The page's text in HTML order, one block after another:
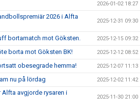
2026-01-02 18:27
2026 i Alfta
2025-12-31 09:30
bortamatch mot Göksten. 2025-12-15 09:32
borta mot Göksten BK! 2025-12-12 08:52
obesegrade hemma! 2025-12-07 11:13
nu på lördag 2025-12-02 11:42
Alfta avgjorde rysaren i
2025-11-30 21:00